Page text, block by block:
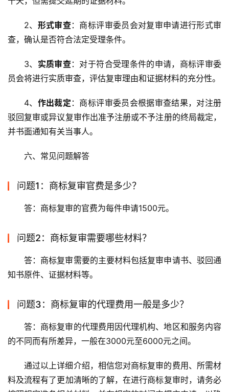
2、 形式审查：商标评审委员会对复审申请进行形式审
查，确认是否符合法定受理条件。
3、 实质审查：对于符合受理条件的申请，商标评审委
员会将进行实质审查，评估复审理由和证据材料的充分性。
4、 作出裁定 ：商标评审委员会根据审查结果，对注册
驳回复审或异议复审作出准予注册或不予注册的终局裁定，
并书面通知有关当事人。
六、常见问题解答
问题1：商标复审官费是多少？
答：商标复审的官费为每件申请1500元。
问题2：商标复审需要哪些材料？
答：商标复审需要的主要材料包括复审申请书、驳回通
知书原件、证据材料等。
问题3：商标复审的代理费用一般是多少？
答：商标复审的代理费用因代理机构、地区和服务内容
的不同而有所差异，一般在3000元至6000元之间。
通过以上详细介绍，相信您对商标复审的费用、所需材
料及流程有了更加清晰的了解，在进行商标复审时，请务必